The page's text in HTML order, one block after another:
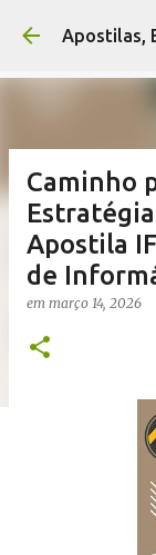
Apostilas,
Caminho
Apostila
de
em março 14, 2026